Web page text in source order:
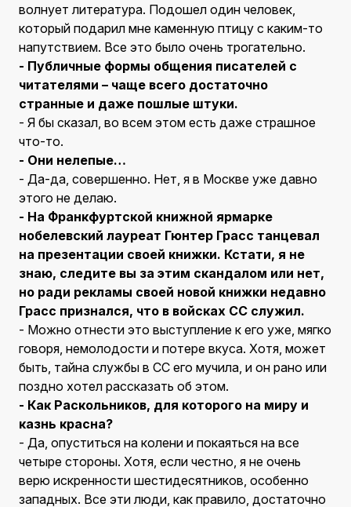
волнует литература. Подошел один человек,
который подарил мне каменную птицу с каким-то
напутствием. Все это было очень трогательно.
- Публичные формы общения писателей с
читателями – чаще всего достаточно
странные и даже пошлые штуки.
- Я бы сказал, во всем этом есть даже страшное
что-то.
- Они нелепые…
- Да-да, совершенно. Нет, я в Москве уже давно
этого не делаю.
- На Франкфуртской книжной ярмарке
нобелевский лауреат Гюнтер Грасс танцевал
на презентации своей книжки. Кстати, я не
знаю, следите вы за этим скандалом или нет,
но ради рекламы своей новой книжки недавно
Грасс признался, что в войсках СС служил.
- Можно отнести это выступление к его уже, мягко
говоря, немолодости и потере вкуса. Хотя, может
быть, тайна службы в СС его мучила, и он рано или
поздно хотел рассказать об этом.
- Как Раскольников, для которого на миру и
казнь красна?
- Да, опуститься на колени и покаяться на все
четыре стороны. Хотя, если честно, я не очень
верю искренности шестидесятников, особенно
западных. Все эти люди, как правило, достаточно